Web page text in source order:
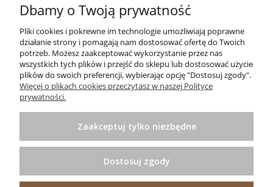
665,00 zł
Informacje
Pomoc
Zakupy
Dbamy o Twoją prywatność
Pliki cookies i pokrewne im technologie umożliwiają poprawne
działanie strony i pomagają nam dostosować ofertę do Twoich
potrzeb. Możesz zaakceptować wykorzystanie przez nas
wszystkich tych plików i przejść do sklepu lub dostosować użycie
plików do swoich preferencji, wybierając opcję "Dostosuj zgody".
Więcej o plikach cookies przeczytasz w naszej Polityce
prywatności.
Zaakceptuj tylko niezbędne
Dostosuj zgody